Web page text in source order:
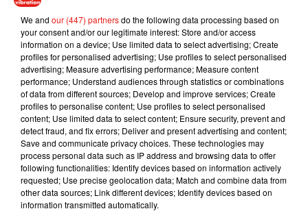
Une jauge de capacité d'accueil est également mise en
place, contraignant les établissements concernés à ne pas
pouvoir "accueillir un nombre de clients supérieur à celui
permettant de réserver à chacun une surface de 4 m2". La
capacité maximale d'accueil doit être "affichée et visible
depuis l'extérieur" des magasins.
Les activités à domicile sont, en outre autorisées à la
condition qu'elles le soient également "si elles étaient
exercées en établissement recevant du public". Cela exclut
notamment les coiffeurs à domicile, comme l'avait annoncé
lundi le ministre de l'Economie Bruno Le Maire. Il avait
We and our (447) partnersdo the following data processing based on
your consent and/or our legitimate interest: Store and/or access
information on a device; Use limited data to select advertising; Create
profiles for personalised advertising; Use profiles to select personalised
advertising; Measure advertising performance; Measure content
performance; Understand audiences through statistics or combinations
of data from different sources; Develop and improve services; Create
profiles to personalise content; Use profiles to select personalised
content; Use limited data to select content; Ensure security, prevent and
detect fraud, and fix errors; Deliver and present advertising and content;
Save and communicate privacy choices. These technologies may
process personal data such as IP address and browsing data to offer
following functionalities: Identify devices based on information actively
requested; Use precise geolocation data; Match and combine data from
other data sources; Link different devices; Identify devices based on
information transmitted automatically.